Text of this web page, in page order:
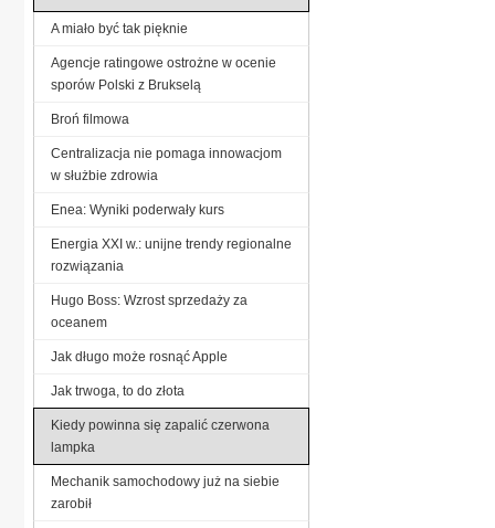
A miało być tak pięknie
Agencje ratingowe ostrożne w ocenie
sporów Polski z Brukselą
Broń filmowa
Centralizacja nie pomaga innowacjom
w służbie zdrowia
Enea: Wyniki poderwały kurs
Energia XXI w.: unijne trendy regionalne
rozwiązania
Hugo Boss: Wzrost sprzedaży za
oceanem
Jak długo może rosnąć Apple
Jak trwoga, to do złota
Kiedy powinna się zapalić czerwona
lampka
Mechanik samochodowy już na siebie
zarobił